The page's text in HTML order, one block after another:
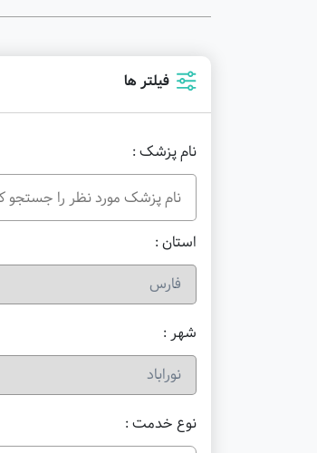
فیلتر ها
نام پزشک :
استان :
شهر :
نوع خدمت :